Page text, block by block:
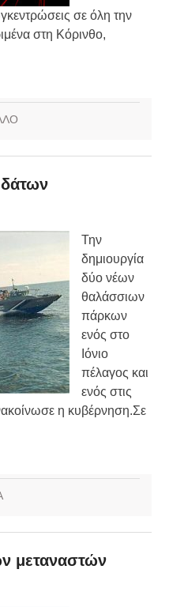
σε όλη την
στη Κόρινθο,
Την
δημιουργία
δύο νέων
θαλάσσιων
πάρκων
ενός στο
Ιόνιο
πέλαγος και
ενός στις
η κυβέρνηση.Σε
μεταναστών